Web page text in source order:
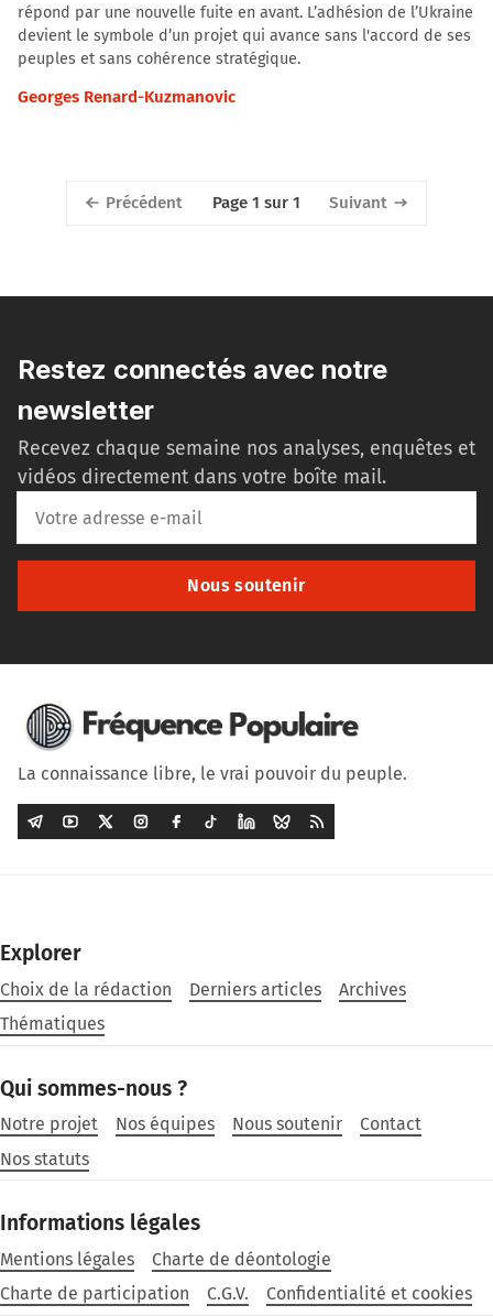
répond par une nouvelle fuite en avant. L’adhésion de l’Ukraine
devient le symbole d’un projet qui avance sans l'accord de ses
peuples et sans cohérence stratégique.
Georges Renard-Kuzmanovic
Précédent Page 1 sur 1 Suivant
Restez connectés avec notre
newsletter
Recevez chaque semaine nos analyses, enquêtes et
vidéos directement dans votre boîte mail.
Nous soutenir
La connaissance libre, le vrai pouvoir du peuple.
Explorer
Choix de la rédaction Derniers articles
Archives
Thématiques
Qui sommes-nous ?
Notre projet Nos équipes Nous soutenir
Contact
Nos statuts
Informations légales
Mentions légales
Charte de déontologie
Charte de participation
C.G.V. Confidentialité et cookies